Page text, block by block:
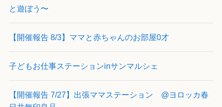
と遊ぼう〜
【開催報告 8/3】ママと赤ちゃんのお部屋0才
子どもお仕事ステーションinサンマルシェ
【開催報告 7/27】出張ママステーション @ヨロッカ春